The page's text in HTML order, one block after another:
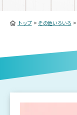
トップ> その他いろいろ >